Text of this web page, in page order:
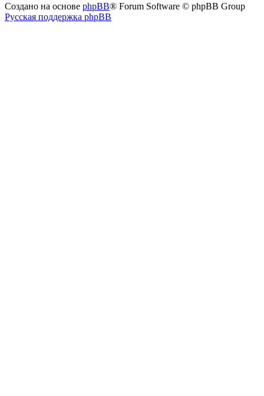
Создано на основе phpBB® Forum Software © phpBB Group
Русская поддержка phpBB